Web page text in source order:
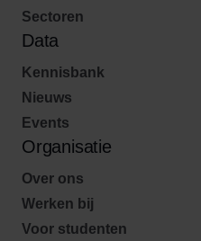
Sectoren
Data
Kennisbank
Nieuws
Events
Organisatie
Over ons
Werken bij
Voor studenten